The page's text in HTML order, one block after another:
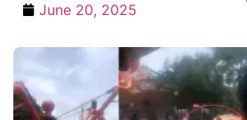
June 20, 2025